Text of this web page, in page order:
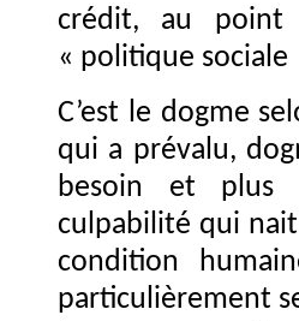
crédit, au point
« politique
C’est le dogme
qui a prévalu,
besoin et plus
culpabilité qui
condition
particulièrement